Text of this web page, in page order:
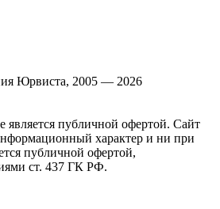
Юрвиста, 2005 — 2026
является публичной офертой. Cайт
характер и ни при
публичной офертой,
ст. 437 ГК РФ.